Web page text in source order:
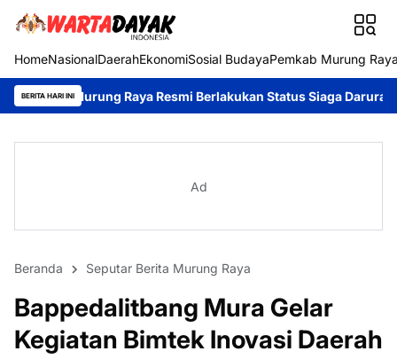
HomeNasionalDaerahEkonomiSosial BudayaPemkab Murung
BERITA HARI INI
Raya Resmi Berlakukan Status Siaga Darurat Pengabdian
Ad
Beranda Seputar Berita Murung Raya
Bappedalitbang Mura Gelar
Kegiatan Bimtek Inovasi Daerah